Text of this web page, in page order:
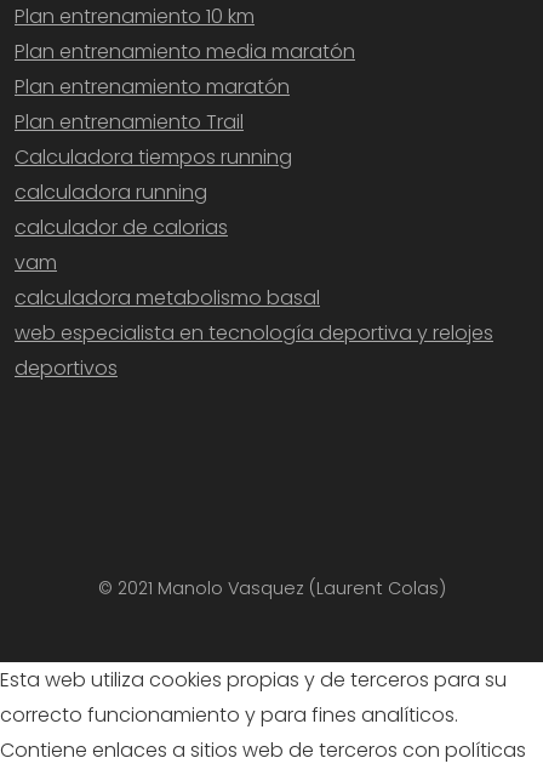
Plan entrenamiento 10 km
Plan entrenamiento media maratón
Plan entrenamiento maratón
Plan entrenamiento Trail
Calculadora tiempos running
calculadora running
calculador de calorias
vam
calculadora metabolismo basal
web especialista en tecnología deportiva y relojes
deportivos
© 2021 Manolo Vasquez (Laurent Colas)
Esta web utiliza cookies propias y de terceros para su
correcto funcionamiento y para fines analíticos.
Contiene enlaces a sitios web de terceros con políticas